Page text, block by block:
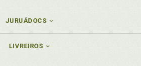
JURUÁDOCS
LIVREIROS